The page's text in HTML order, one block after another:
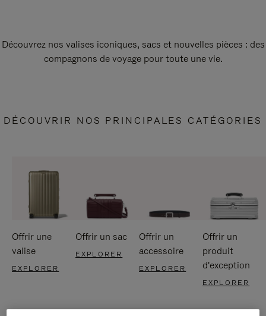
Découvrez nos valises iconiques, sacs et nouvelles pièces : des
compagnons de voyage pour toute une vie.
DÉCOUVRIR NOS PRINCIPALES CATÉGORIES
Offrir une
valise
EXPLORER
Offrir un sac
EXPLORER
Offrir un
accessoire
EXPLORER
Offrir un
produit
d'exception
EXPLORER